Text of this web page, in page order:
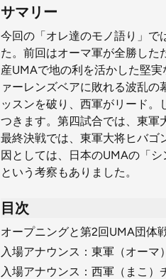
サマリー
今回の「オレ達のモノ語り」で
た。前回はオーマ軍が全勝した
産UMAで地の利を活かした堅
ァーレンズベアに敗れる波乱
ッスンを破り、西軍がリード
つきます。第四試合では、東軍
最終決戦では、東軍大将ヒバゴ
因としては、日本のUMAの「
という考察もありました。
目次
オープニングと第2回UMA団体
入場アナウンス：東軍（オーマ
入場アナウンス：西軍（まこ）